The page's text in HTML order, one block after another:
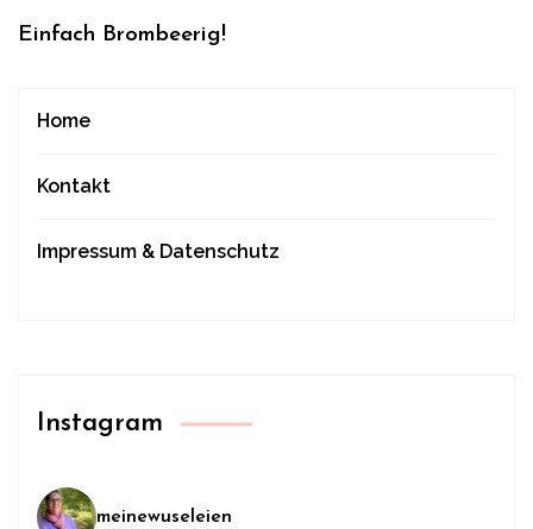
Einfach Brombeerig!
Home
Kontakt
Impressum & Datenschutz
Instagram
meinewuseleien